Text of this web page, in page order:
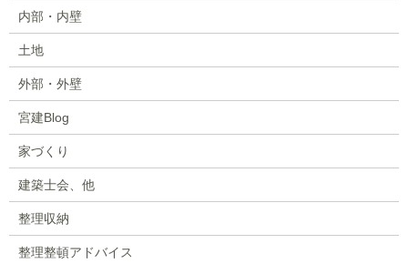
内部・内壁
土地
外部・外壁
宮建Blog
家づくり
建築士会、他
整理収納
整理整頓アドバイス